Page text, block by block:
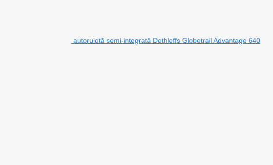
autorulotă semi-integrată Dethleffs Globetrail Advantage 640